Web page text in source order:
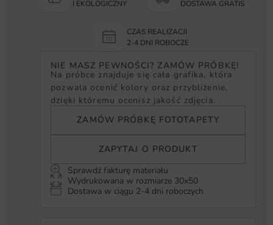
I EKOLOGICZNY
DOSTAWA GRATIS
CZAS REALIZACJI
2-4 DNI ROBOCZE
NIE MASZ PEWNOŚCI? ZAMÓW PRÓBKĘ!
Na próbce znajduje się cała grafika, która
pozwala ocenić kolory oraz przybliżenie,
dzięki któremu ocenisz jakość zdjęcia.
ZAMÓW PRÓBKĘ FOTOTAPETY
ZAPYTAJ O PRODUKT
Sprawdź fakturę materiału
Wydrukowana w rozmiarze 30x50
Dostawa w ciągu 2-4 dni roboczych